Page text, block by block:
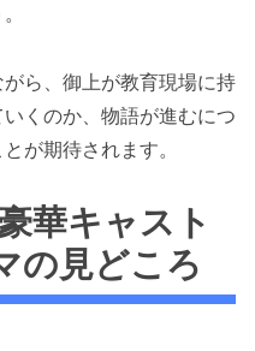
ら、御上が教育現場に持
くのか、物語が進むにつ
が期待されます。
華キャスト
の見どころ